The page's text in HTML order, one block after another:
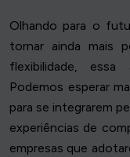
Olhando para o
tornar ainda mais
flexibilidade, essa
Podemos esperar
para se integrarem
experiências de
empresas que